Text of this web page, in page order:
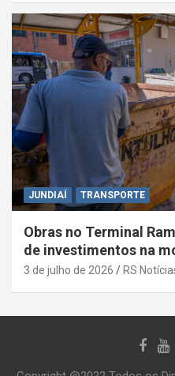
JUNDIAÍ TRANSPORTE
Obras no Terminal
de investimentos na
3 de julho de 2026 RS